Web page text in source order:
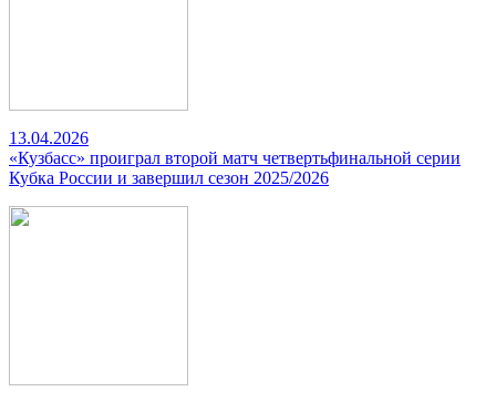
13.04.2026
«Кузбасс» проиграл второй матч четвертьфинальной серии
Кубка России и завершил сезон 2025/2026